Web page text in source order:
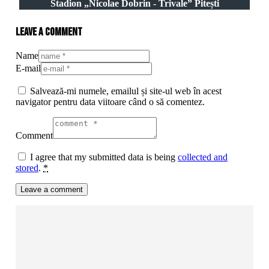
Stadion „Nicolae Dobrin - Trivale” Pitești
Leave a comment
Name
E-mail
Salvează-mi numele, emailul și site-ul web în acest
navigator pentru data viitoare când o să comentez.
Comment
I agree that my submitted data is being collected and
stored. *